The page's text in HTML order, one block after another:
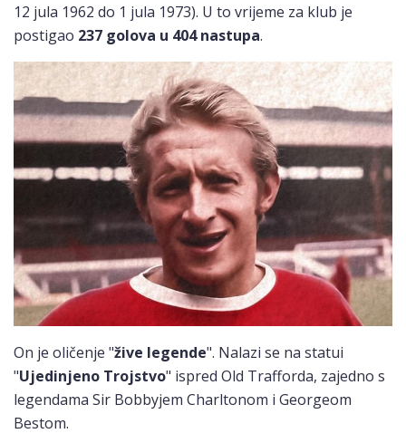
12 jula 1962 do 1 jula 1973). U to vrijeme za klub je
postigao 237 golova u 404 nastupa.
On je oličenje "žive legende". Nalazi se na statui
"Ujedinjeno Trojstvo" ispred Old Trafforda, zajedno s
legendama Sir Bobbyjem Charltonom i Georgeom
Bestom.